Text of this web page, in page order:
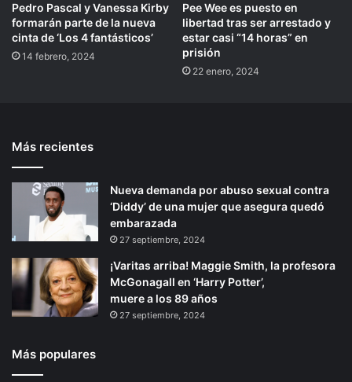
Pedro Pascal y Vanessa Kirby
formarán parte de la nueva
cinta de ‘Los 4 fantásticos’
14 febrero, 2024
Pee Wee es puesto en
libertad tras ser arrestado y
estar casi “14 horas” en
prisión
22 enero, 2024
Más recientes
Nueva demanda por abuso sexual contra
‘Diddy’ de una mujer que asegura quedó
embarazada
27 septiembre, 2024
¡Varitas arriba! Maggie Smith, la profesora
McGonagall en ‘Harry Potter’,
muere a los 89 años
27 septiembre, 2024
Más populares